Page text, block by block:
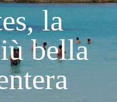
la
bella